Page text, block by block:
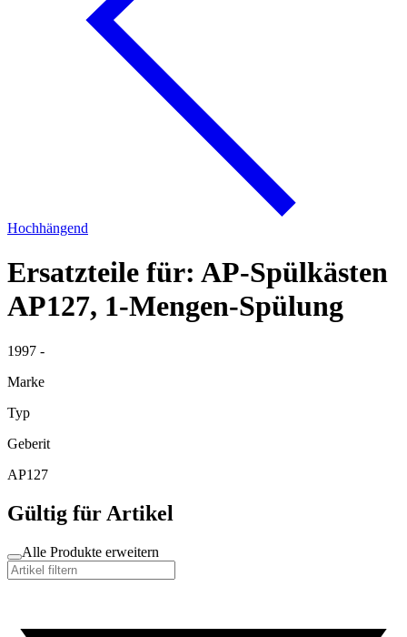
Hochhängend
Ersatzteile für: AP-Spülkästen
AP127, 1-Mengen-Spülung
1997 -
Marke
Typ
Geberit
AP127
Gültig für Artikel
Alle Produkte erweitern